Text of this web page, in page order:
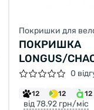
Покришки для
ПОКРИШКА
LONGUS/
LANE 26X2,10
2C-MTB SPS
0
12 12 12
від 78.92 грн/міс